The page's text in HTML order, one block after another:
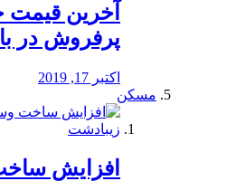
آخرین قیمت
پرفروش در
اکتبر 17, 2019
مسکن
افزایش